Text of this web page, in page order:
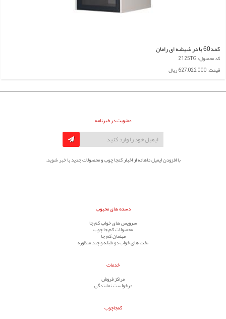
کمد60 با در شیشه ای رامان
کد محصول: 2125TG
قیمت: 627,022,000 ریال
عضویت در خبرنامه
با افزودن ایمیل ماهانه از اخبار کمجا چوب و محصولات جدید با خبر شوید.
دسته های محبوب
سرویس های خواب کم جا
محصولات کم جا چوب
مبلمان کم جا
تخت های خواب دو طبقه و چند منظوره
خدمات
مراکز فروش
درخواست نمایندگی
کمجاچوب